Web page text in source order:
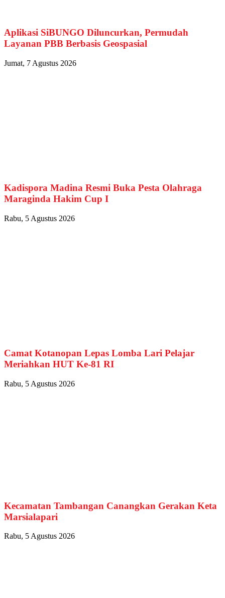
Aplikasi SiBUNGO Diluncurkan, Permudah
Layanan PBB Berbasis Geospasial
Jumat, 7 Agustus 2026
Kadispora Madina Resmi Buka Pesta Olahraga
Maraginda Hakim Cup I
Rabu, 5 Agustus 2026
Camat Kotanopan Lepas Lomba Lari Pelajar
Meriahkan HUT Ke-81 RI
Rabu, 5 Agustus 2026
Kecamatan Tambangan Canangkan Gerakan Keta
Marsialapari
Rabu, 5 Agustus 2026